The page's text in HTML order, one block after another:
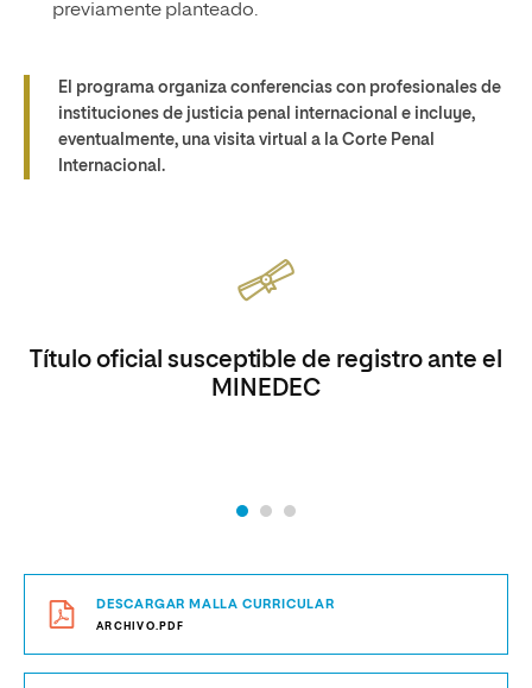
previamente planteado.
El programa organiza conferencias con profesionales de
instituciones de justicia penal internacional e incluye,
eventualmente, una visita virtual a la Corte Penal
Internacional.
Título oficial susceptible de registro ante el
MINEDEC
DESCARGAR MALLA CURRICULAR
ARCHIVO.PDF